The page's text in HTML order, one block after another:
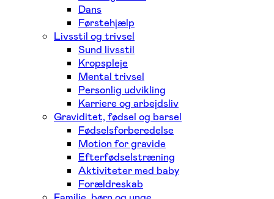
Dans
Førstehjælp
Livsstil og trivsel
Sund livsstil
Kropspleje
Mental trivsel
Personlig udvikling
Karriere og arbejdsliv
Graviditet, fødsel og barsel
Fødselsforberedelse
Motion for gravide
Efterfødselstræning
Aktiviteter med baby
Forældreskab